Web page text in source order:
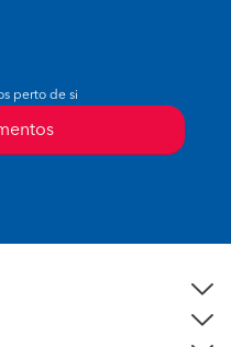
perto de si